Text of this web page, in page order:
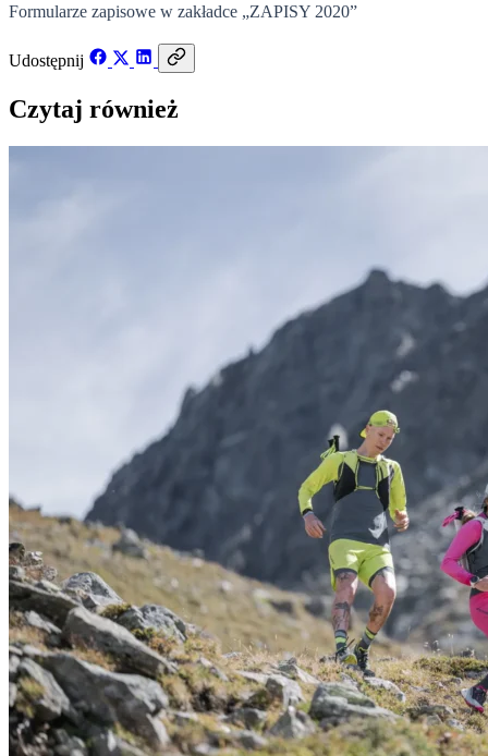
Formularze zapisowe w zakładce „ZAPISY 2020”
Udostępnij
Czytaj również